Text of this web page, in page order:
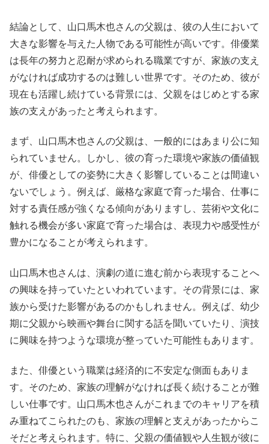
結論として、山口馬木也さんの父親は、彼の人生において
大きな影響を与えた人物である可能性が高いです。俳優業
は長年の努力と忍耐が求められる職業ですが、家族の支え
がなければ成功するのは難しい世界です。そのため、彼が
現在も活躍し続けている背景には、父親をはじめとする家
族の支えがあったと考えられます。
まず、山口馬木也さんの父親は、一般的にはあまり公に知
られていません。しかし、彼の育った環境や家族の価値観
が、俳優としての姿勢に大きく影響していることは間違い
ないでしょう。例えば、厳格な家庭で育った場合、仕事に
対する責任感が強くなる傾向がありますし、芸術や文化に
触れる機会が多い家庭で育った場合は、表現力や感受性が
豊かになることが考えられます。
山口馬木也さんは、演劇の道に進む前から表現することへ
の興味を持っていたといわれています。その背景には、家
族から受けた影響があるのかもしれません。例えば、幼少
期に父親から映画や舞台に関する話を聞いていたり、演技
に興味を持つような環境が整っていた可能性もあります。
また、俳優という職業は経済的に不安定な側面もありま
す。そのため、家族の理解がなければ長く続けることが難
しい仕事です。山口馬木也さんがこれまでのキャリアを積
み重ねてこられたのも、家族の理解と支えがあったからこ
そだと考えられます。特に、父親の価値観や人生観が彼に